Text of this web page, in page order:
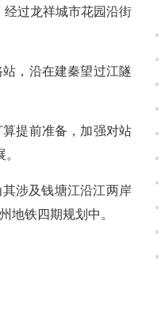
过龙祥城市花园沿街
，沿在建秦望过江隧
提前准备，加强对站
涉及钱塘江沿江两岸
地铁四期规划中。